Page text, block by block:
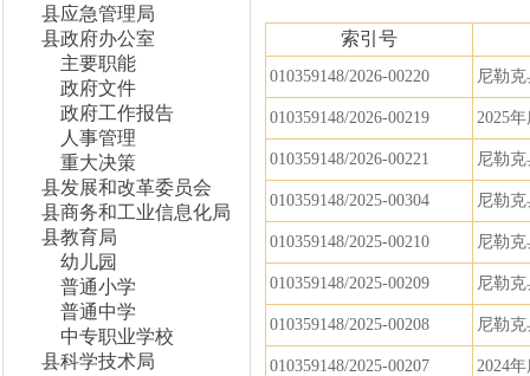
县应急管理局
县政府办公室
主要职能
政府文件
政府工作报告
人事管理
重大决策
县发展和改革委员会
县商务和工业信息化局
县教育局
幼儿园
普通小学
普通中学
中专职业学校
县科学技术局
索引号
010359148/2026-00220 尼勒
010359148/2026-00219 2025
010359148/2026-00221 尼勒
010359148/2025-00304 尼勒
010359148/2025-00210 尼勒
010359148/2025-00209 尼勒
010359148/2025-00208 尼勒
010359148/2025-00207 2024